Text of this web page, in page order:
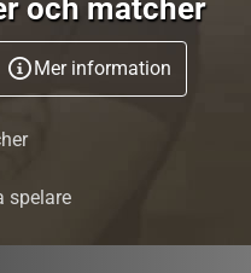
och matcher
Mer information
spelare